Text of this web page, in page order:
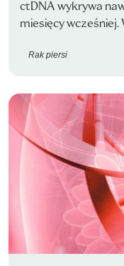
ctDNA wykrywa
miesięcy wcześniej.
Rak piersi